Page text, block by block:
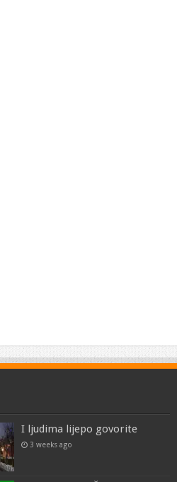
I ljudima lijepo govorite
3 weeks ago